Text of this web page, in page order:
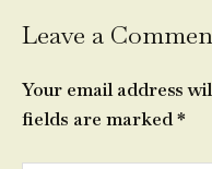
Leave a
Your email address
fields are marked*